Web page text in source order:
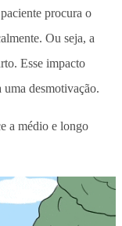
procura o
Ou seja, a
Esse impacto
uma desmotivação.
a médio e longo